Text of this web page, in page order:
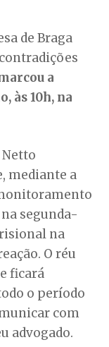
de Braga
a
às 10h, na
Netto
mediante a
segunda-
na
O réu
ficará
o período
com
advogado.